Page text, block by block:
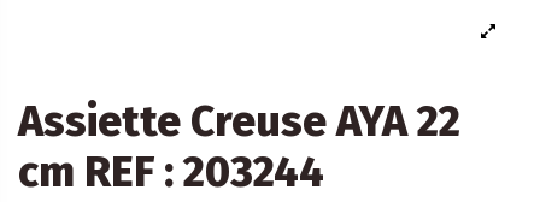
Assiette Creuse AYA 22
cm REF : 203244